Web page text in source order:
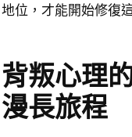
地位，才能開始修復
背叛心理
漫長旅程